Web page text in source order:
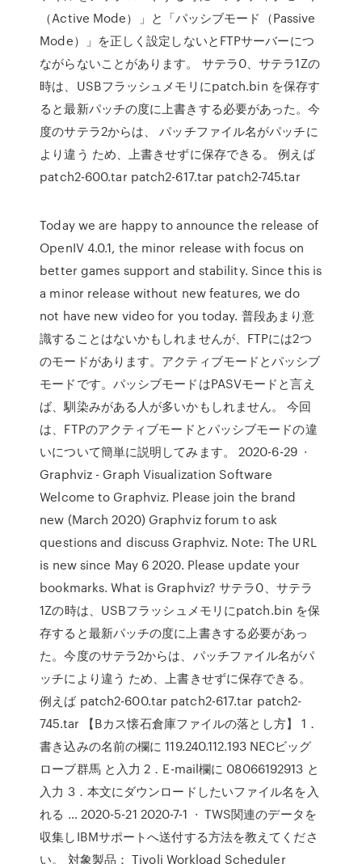
（Active Mode）」と「パッシブモード（Passive
Mode）」を正しく設定しないとFTPサーバーにつ
ながらないことがあります。 サテラ0、サテラ1Zの
時は、USBフラッシュメモリにpatch.bin を保存す
ると最新パッチの度に上書きする必要があった。今
度のサテラ2からは、 パッチファイル名がパッチに
より違う ため、上書きせずに保存できる。 例えば
patch2-600.tar patch2-617.tar patch2-745.tar
Today we are happy to announce the release of
OpenIV 4.0.1, the minor release with focus on
better games support and stability. Since this is
a minor release without new features, we do
not have new video for you today. 普段あまり意
識することはないかもしれませんが、FTPには2つ
のモードがあります。アクティブモードとパッシブ
モードです。パッシブモードはPASVモードと言え
ば、馴染みがある人が多いかもしれません。 今回
は、FTPのアクティブモードとパッシブモードの違
いについて簡単に説明してみます。 2020-6-29 ·
Graphviz - Graph Visualization Software
Welcome to Graphviz. Please join the brand
new (March 2020) Graphviz forum to ask
questions and discuss Graphviz. Note: The URL
is new since May 6 2020. Please update your
bookmarks. What is Graphviz? サテラ0、サテラ
1Zの時は、USBフラッシュメモリにpatch.bin を保
存すると最新パッチの度に上書きする必要があっ
た。今度のサテラ2からは、パッチファイル名がパ
ッチにより違う ため、上書きせずに保存できる。
例えば patch2-600.tar patch2-617.tar patch2-
745.tar 【Bカス懐石倉庫ファイルの落とし方】 1．
書き込みの名前の欄に 119.240.112.193 NECビッグ
ローブ群馬 と入力 2．E-mail欄に 08066192913 と
入力 3．本文にダウンロードしたいファイル名を入
れる … 2020-5-21 2020-7-1 · TWS関連のデータを
収集しIBMサポートへ送付する方法を教えてくださ
い。 対象製品： Tivoli Workload Scheduler